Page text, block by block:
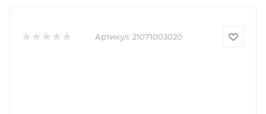
Артикул: 21071003020